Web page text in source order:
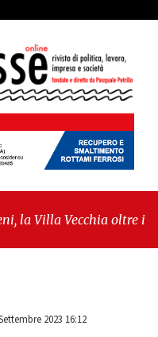
Vecchia oltre i vandali:
2023 16:12